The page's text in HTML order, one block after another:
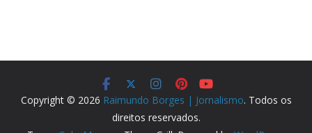
Copyright © 2026 Raimundo Borges | Jornalismo. Todos os
direitos reservados.